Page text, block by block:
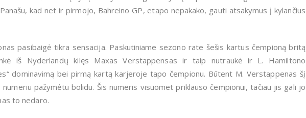
kad net ir pirmojo, Bahreino GP, etapo nepakako, gauti atsakymus į kylančius
pasibaigė tikra sensacija. Paskutiniame sezono rate šešis kartus čempioną britą
iš Nyderlandų kilęs Maxas Verstappensas ir taip nutraukė ir L. Hamiltono
dominavimą bei pirmą kartą karjeroje tapo čempionu. Būtent M. Verstappenas šį
pažymėtu bolidu. Šis numeris visuomet priklauso čempionui, tačiau jis gali jo
to nedaro.